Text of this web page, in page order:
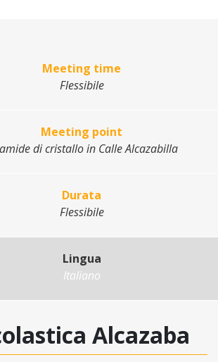
Meeting time
Flessibile
Meeting point
di cristallo in Calle Alcazabilla
Durata
Flessibile
Lingua
Italiano
Alcazaba